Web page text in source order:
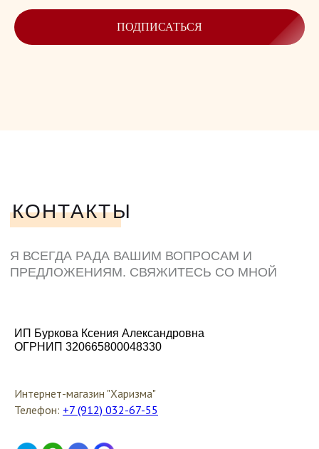
ПОДПИСАТЬСЯ
ИП Буркова Ксения Александровна
ОГРНИП 320665800048330
Интернет-магазин "Харизма"
Телефон: +7 (912) 032-67-55